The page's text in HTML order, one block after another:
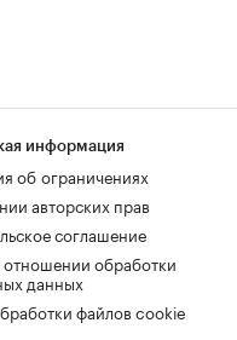
информация
об ограничениях
авторских прав
соглашение
отношении обработки
данных
файлов cookie